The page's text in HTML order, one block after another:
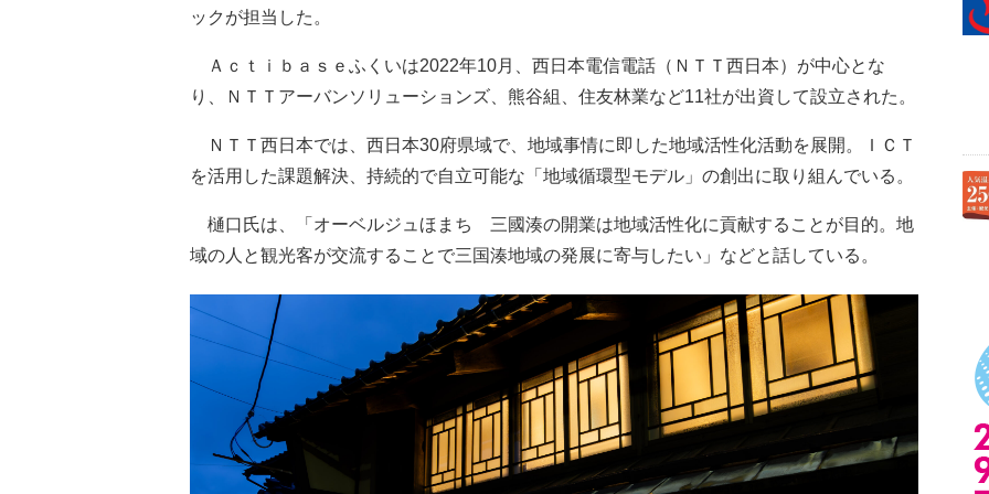
ックが担当した。
Ａｃｔｉｂａｓｅふくいは2022年10月、西日本電信電話（ＮＴＴ西日本）が中心とな
り、ＮＴＴアーバンソリューションズ、熊谷組、住友林業など11社が出資して設立された。
ＮＴＴ西日本では、西日本30府県域で、地域事情に即した地域活性化活動を展開。ＩＣＴ
を活用した課題解決、持続的で自立可能な「地域循環型モデル」の創出に取り組んでいる。
樋口氏は、「オーベルジュほまち 三國湊の開業は地域活性化に貢献することが目的。地
域の人と観光客が交流することで三国湊地域の発展に寄与したい」などと話している。